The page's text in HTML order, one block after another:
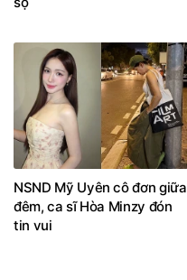
NSND Mỹ Uyên cô đơn giữa
đêm, ca sĩ Hòa Minzy đón
tin vui